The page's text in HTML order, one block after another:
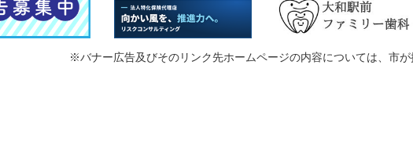
※バナー広告及びそのリンク先ホームページの内容については、市